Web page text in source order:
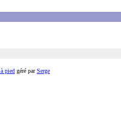
pied géré parSerge